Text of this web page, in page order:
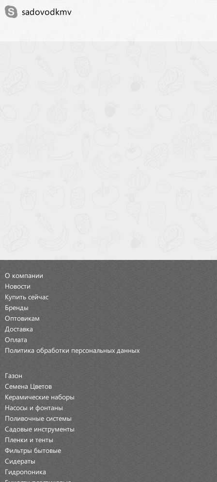
sadovodkmv
О компании
Новости
Купить сейчас
Бренды
Оптовикам
Доставка
Оплата
Политика обработки персональных данных
Газон
Семена Цветов
Керамические наборы
Насосы и фонтаны
Поливочные системы
Садовые инструменты
Пленки и тенты
Фильтры бытовые
Сидераты
Гидропоника